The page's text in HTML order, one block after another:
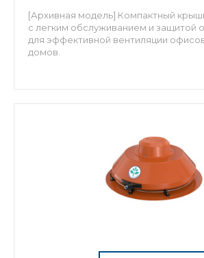
[Архивная модель] Компактный
с легким обслуживанием и защитой
для эффективной вентиляции
домов.